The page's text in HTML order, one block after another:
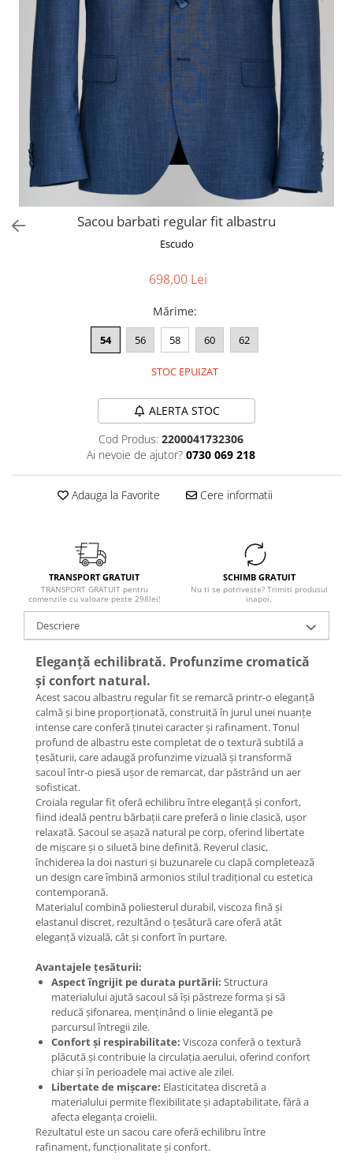
Sacou barbati regular fit albastru
Escudo
698,00 Lei
Mărime:
54 56 58 60 62
STOC EPUIZAT
ALERTA STOC
Cod Produs: 2200041732306
Ai nevoie de ajutor? 0730 069 218
Adauga la Favorite Cere informatii
TRANSPORT GRATUIT
TRANSPORT GRATUIT pentru
comenzile cu valoare peste 298lei!
SCHIMB GRATUIT
Nu ti se potriveste? Trimiti produsul
inapoi.
Descriere
Eleganță echilibrată. Profunzime cromatică
și confort natural.
Acest sacou albastru regular fit se remarcă printr-o eleganță
calmă și bine proporționată, construită în jurul unei nuanțe
intense care conferă ținutei caracter și rafinament. Tonul
profund de albastru este completat de o textură subtilă a
țesăturii, care adaugă profunzime vizuală și transformă
sacoul într-o piesă ușor de remarcat, dar păstrând un aer
sofisticat.
Croiala regular fit oferă echilibru între eleganță și confort,
fiind ideală pentru bărbații care preferă o linie clasică, ușor
relaxată. Sacoul se așază natural pe corp, oferind libertate
de mișcare și o siluetă bine definită. Reverul clasic,
închiderea la doi nasturi și buzunarele cu clapă completează
un design care îmbină armonios stilul tradițional cu estetica
contemporană.
Materialul combină poliesterul durabil, viscoza fină și
elastanul discret, rezultând o țesătură care oferă atât
eleganță vizuală, cât și confort în purtare.
Avantajele țesăturii:
Aspect îngrijit pe durata purtării: Structura
materialului ajută sacoul să își păstreze forma și să
reducă șifonarea, menținând o linie elegantă pe
parcursul întregii zile.
Confort și respirabilitate: Viscoza conferă o textură
plăcută și contribuie la circulația aerului, oferind confort
chiar și în perioadele mai active ale zilei.
Libertate de mișcare: Elasticitatea discretă a
materialului permite flexibilitate și adaptabilitate, fără a
afecta eleganța croielii.
Rezultatul este un sacou care oferă echilibru între
rafinament, funcționalitate și confort.